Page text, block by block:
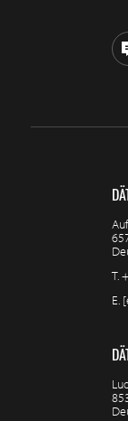
T.
E.